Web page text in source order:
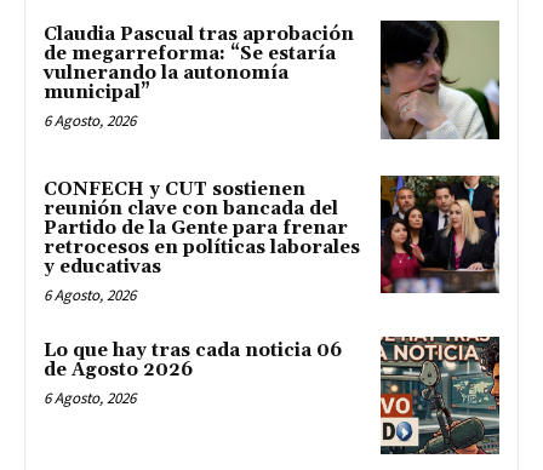
Claudia Pascual tras aprobación
de megarreforma: “Se estaría
vulnerando la autonomía
municipal”
6 Agosto, 2026
CONFECH y CUT sostienen
reunión clave con bancada del
Partido de la Gente para frenar
retrocesos en políticas laborales
y educativas
6 Agosto, 2026
Lo que hay tras cada noticia 06
de Agosto 2026
6 Agosto, 2026